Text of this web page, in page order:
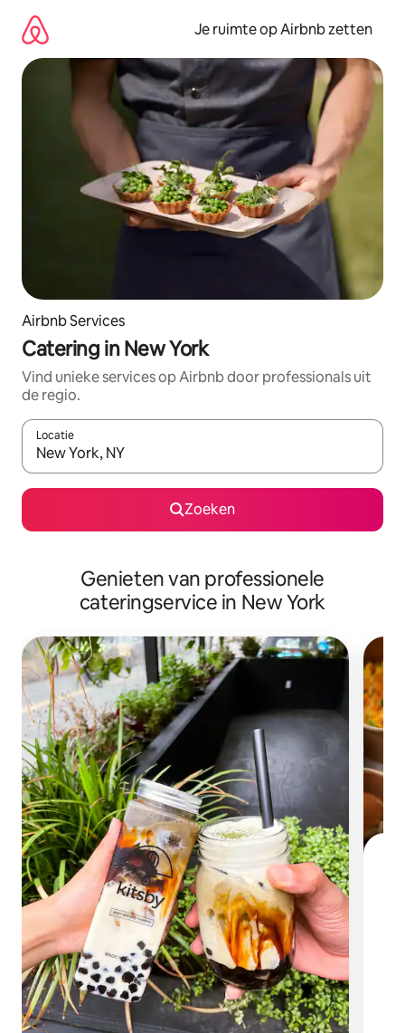
direct
naar
inhoud
Je ruimte op Airbnb zetten
Airbnb Services
Catering in New York
Vind unieke services op Airbnb door professionals uit
de regio.
Locatie
Wanneer er suggesties beschikbaar zijn, maak je een keuze
Zoeken
Genieten van professionele
cateringservice in New York